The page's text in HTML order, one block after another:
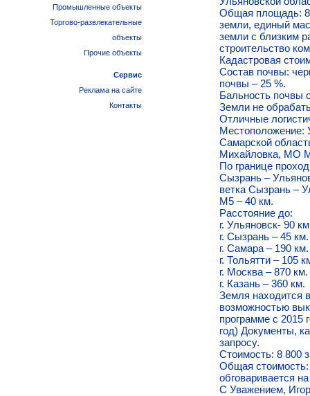
Общая площадь: 8
земли, единый
земли с близким
строительство
Кадастровая
Состав почвы:
почвы – 25 %.
Бальность почвы
Земли не
Отличные
Местоположение:
Самарской
Михайловка, МО
По границе
Сызрань –
ветка Сызрань –
М5 – 40 км.
Расстояние до:
г. Ульяновск- 90
г. Сызрань – 45 км.
г. Самара – 190 км.
г. Тольятти – 105
г. Москва – 870 км.
г. Казань – 360 км.
Земля находится
возможностью
программе с 2015
год) Документы,
запросу.
Стоимость: 8 800
Общая стоимость:
обговаривается
С Уважением,
Промышленные объекты
Торгово-развлекательные
объекты
Прочие объекты
Сервис
Реклама на сайте
Контакты